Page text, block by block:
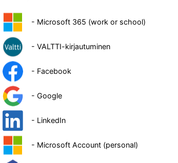
- Microsoft 365 (work or school)
- VALTTI-kirjautuminen
- Facebook
- Google
- LinkedIn
- Microsoft Account (personal)